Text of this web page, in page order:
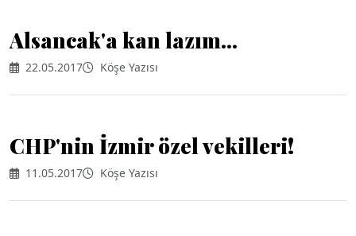
Alsancak'a kan lazım...
22.05.2017 Köşe Yazısı
CHP'nin İzmir özel vekilleri!
11.05.2017 Köşe Yazısı